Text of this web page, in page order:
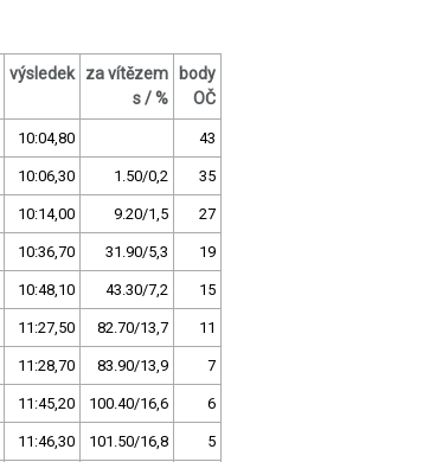
výsledek
za vítězem
s / %
body
OČ
10:04,80 43
10:06,30 1.50/0,2 35
10:14,00 9.20/1,5 27
10:36,70 31.90/5,3 19
10:48,10 43.30/7,2 15
11:27,50 82.70/13,7 11
11:28,70 83.90/13,9 7
11:45,20 100.40/16,6 6
11:46,30 101.50/16,8 5